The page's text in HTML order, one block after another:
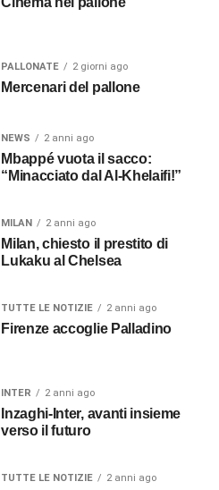
PALLONATE 2 giorni ago
Mercenari del pallone
NEWS 2 anni ago
Mbappé vuota il sacco:
“Minacciato dal Al-Khelaifi!”
MILAN 2 anni ago
Milan, chiesto il prestito di
Lukaku al Chelsea
TUTTE LE NOTIZIE 2 anni ago
Firenze accoglie Palladino
INTER 2 anni ago
Inzaghi-Inter, avanti insieme
verso il futuro
TUTTE LE NOTIZIE 2 anni ago